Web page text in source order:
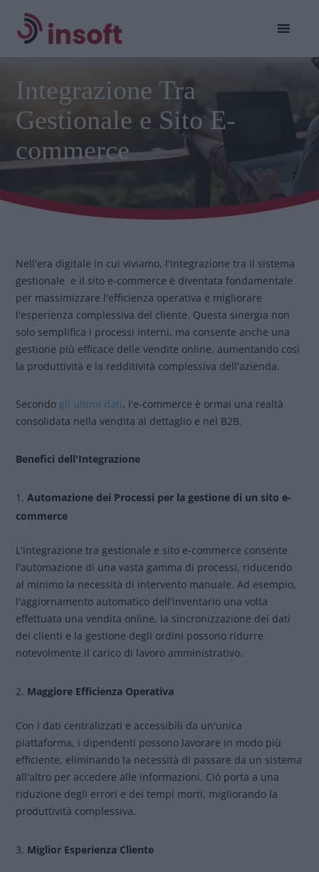
Integrazione Tra
Gestionale e Sito E-
commerce
Nell'era digitale in cui viviamo, l'integrazione tra il sistema
gestionale e il sito e-commerce è diventata fondamentale
per massimizzare l'efficienza operativa e migliorare
l'esperienza complessiva del cliente. Questa sinergia non
solo semplifica i processi interni, ma consente anche una
gestione più efficace delle vendite online, aumentando così
la produttività e la redditività complessiva dell'azienda.
Secondo gli ultimi dati, l'e-commerce è ormai una realtà
consolidata nella vendita al dettaglio e nel B2B.
Benefici dell'Integrazione
Automazione dei Processi per la gestione di un sito e-
commerce
L'integrazione tra gestionale e sito e-commerce consente
l'automazione di una vasta gamma di processi, riducendo
al minimo la necessità di intervento manuale. Ad esempio,
l'aggiornamento automatico dell'inventario una volta
effettuata una vendita online, la sincronizzazione dei dati
dei clienti e la gestione degli ordini possono ridurre
notevolmente il carico di lavoro amministrativo.
Maggiore Efficienza Operativa
Con i dati centralizzati e accessibili da un'unica
piattaforma, i dipendenti possono lavorare in modo più
efficiente, eliminando la necessità di passare da un sistema
all'altro per accedere alle informazioni. Ciò porta a una
riduzione degli errori e dei tempi morti, migliorando la
produttività complessiva.
Miglior Esperienza Cliente